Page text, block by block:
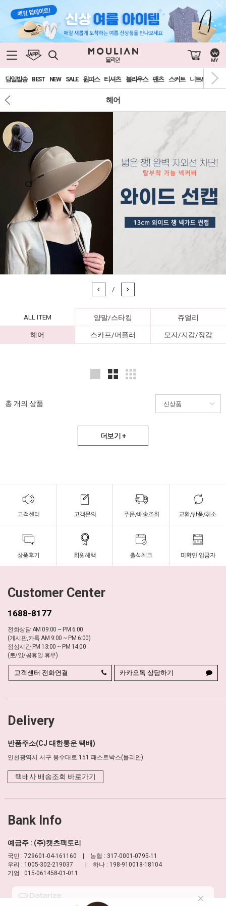
0
당일발송 BEST NEW SALE 원피스 티셔츠 블라우스 팬츠 스커트 니트&가디건
헤어
/
ALL ITEM 양말/스타킹 쥬얼리
헤어 스카프/머플러 모자/지갑/장갑
총 개의 상품
더보기 +
Customer Center
1688-8177
전화상담 AM 09:00 ~ PM 6:00
(게시판,카톡 AM 9:00 ~ PM 6:00)
점심시간 PM 13:00 ~ PM 14:00
(토/일/공휴일 휴무)
고객센터 전화연결 카카오톡 상담하기
Delivery
반품주소(CJ 대한통운 택배)
인천광역시 서구 봉수대로 151 패스트박스(뮬리안)
택배사 배송조회 바로가기
Bank Info
예금주 : (주)캣츠팩토리
국민 : 729601-04-161160 | 농협 : 317-0001-0795-11
우리 : 1005-302-219037 | 하나 : 198-910018-18104
기업 : 015-061458-01-011